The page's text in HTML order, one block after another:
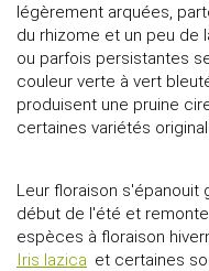
légèrement arquées,
du rhizome et un peu de
ou parfois persistantes
couleur verte à vert
produisent une pruine
certaines variétés
Leur floraison s'épanouit
début de l'été et
espèces à floraison
Iris lazica et certaines